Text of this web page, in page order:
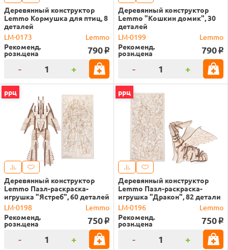
Деревянный конструктор
Lemmo Кормушка для птиц, 8
деталей
LM-0173
Lemmo
Рекоменд.
розн.цена 790 o
- +
Деревянный конструктор
Lemmo "Кошкин домик", 30
деталей
LM-0199
Lemmo
Рекоменд.
розн.цена 790 o
- +
ррц
Деревянный конструктор
Lemmo Пазл-раскраска-
игрушка "Ястреб", 60 деталей
LM-0198
Lemmo
Рекоменд.
розн.цена 750 o
- +
ррц
Деревянный конструктор
Lemmo Пазл-раскраска-
игрушка "Дракон", 82 детали
LM-0196
Lemmo
Рекоменд.
розн.цена 750 o
- +